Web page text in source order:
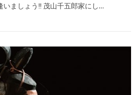
いましょう‼️ 茂山千五郎家にし…